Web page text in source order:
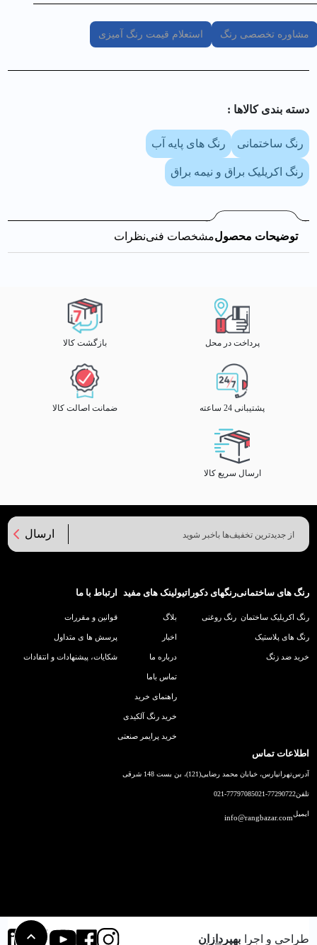
مشاوره تخصصی رنگ استعلام قیمت رنگ آمیزی
دسته بندی کالا‌ها :
رنگ ساختمانی رنگ های پایه آب
رنگ اکریلیک براق و نیمه براق
توضیحات محصولمشخصات فنینظرات
پرداخت در محل بازگشت کالا
پشتیبانی 24 ساعته ضمانت اصالت کالا
ارسال سریع کالا
ارسال
رنگ های ساختمانی
رنگ اکریلیک ساختمان
رنگ های پلاستیک
خرید ضد زنگ
رنگهای دکوراتیو
رنگ روغنی
لینک های مفید
بلاگ
اخبار
درباره ما
تماس باما
راهنمای خرید
خرید رنگ آلکیدی
خرید پرایمر صنعتی
ارتباط با ما
قوانین و مقررات
پرسش ها ی متداول
شکایات، پیشنهادات و انتقادات
اطلاعات تماس
آدرستهرانپارس، خیابان محمد رضایی(121)، بن بست 148 شرقی
تلفن021-77290722
021-77797085
ایمیلinfo@rangbazar.com
طراحی و اجرا بهپردازان